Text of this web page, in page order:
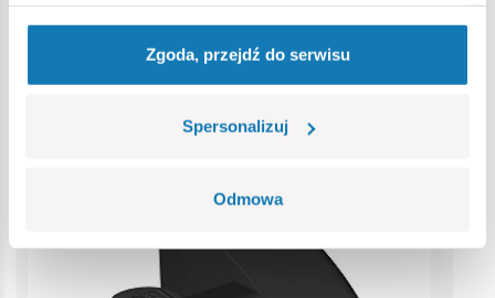
Zgoda, przejdź do serwisu
Spersonalizuj
Odmowa
Bestsellery w kategorii